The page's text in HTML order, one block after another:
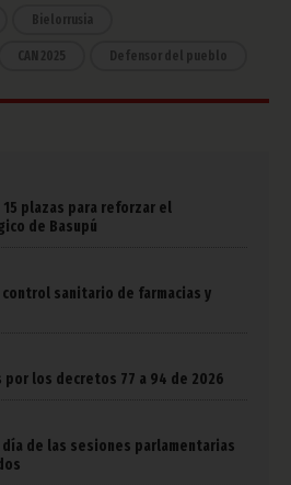
Bielorrusia
CAN 2025 Defensor del pueblo
15 plazas para reforzar el
de Basupú
sanitario de farmacias y
por los decretos 77 a 94 de 2026
de las sesiones parlamentarias